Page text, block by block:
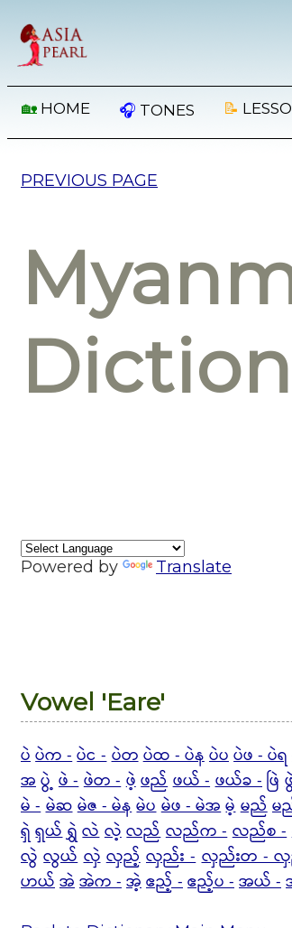
🏡 HOME 🎧 TONES 📝
PREVIOUS PAGE
Powered by Translate
Vowel 'Eare'
ပဲပဲက -ပဲင -ပဲတပဲထ - ပဲနပဲပပဲဖ - ပဲရ
အပွဲ့ ဖဲ -ဖဲတ -ဖဲ့ဖည်ဖယ် -ဖယ်ခ -ဖြဲ
မဲ -မဲဆမဲဇ - မဲနမဲပမဲဖ - မဲအမဲ့မည်မ
ရှဲ ရှယ်ရွှဲ လဲလဲ့လည်လည်က -လည်စ -
လွဲ လွယ် လှဲ လှည့် လှည်း - လှည်းတ -
ဟယ်အဲအဲက -အဲ့ဧည့် -ဧည့်ပ -အယ် -